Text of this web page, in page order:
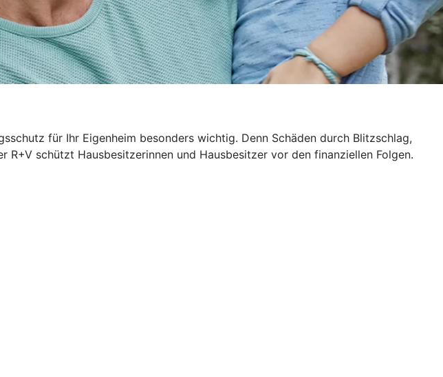
für Ihr Eigenheim besonders wichtig. Denn Schäden durch Blitzschlag,
R+V schützt Hausbesitzerinnen und Hausbesitzer vor den finanziellen Folgen.